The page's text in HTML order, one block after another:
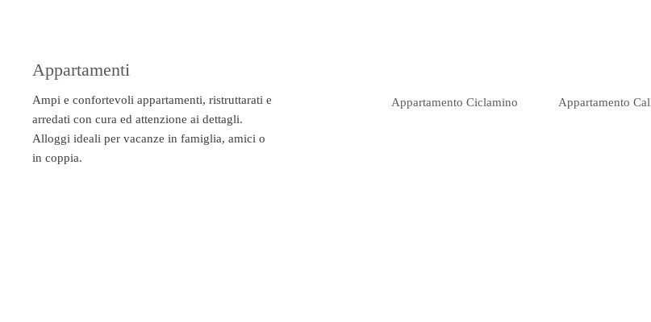
Appartamenti
Ampi e confortevoli appartamenti, ristruttarati e
arredati con cura ed attenzione ai dettagli.
Alloggi ideali per vacanze in famiglia, amici o
in coppia.
Appartamento Ciclamino Appartamento